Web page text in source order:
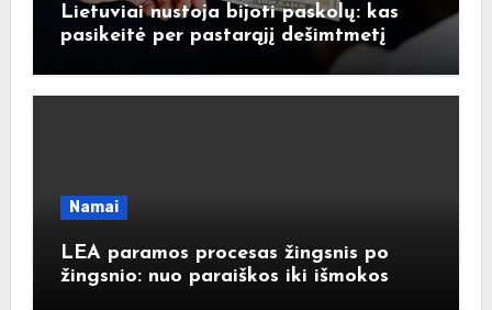
Lietuviai nustoja bijoti paskolų: kas
pasikeitė per pastarąjį dešimtmetį
Namai
LEA paramos procesas žingsnis po
žingsnio: nuo paraiškos iki išmokos